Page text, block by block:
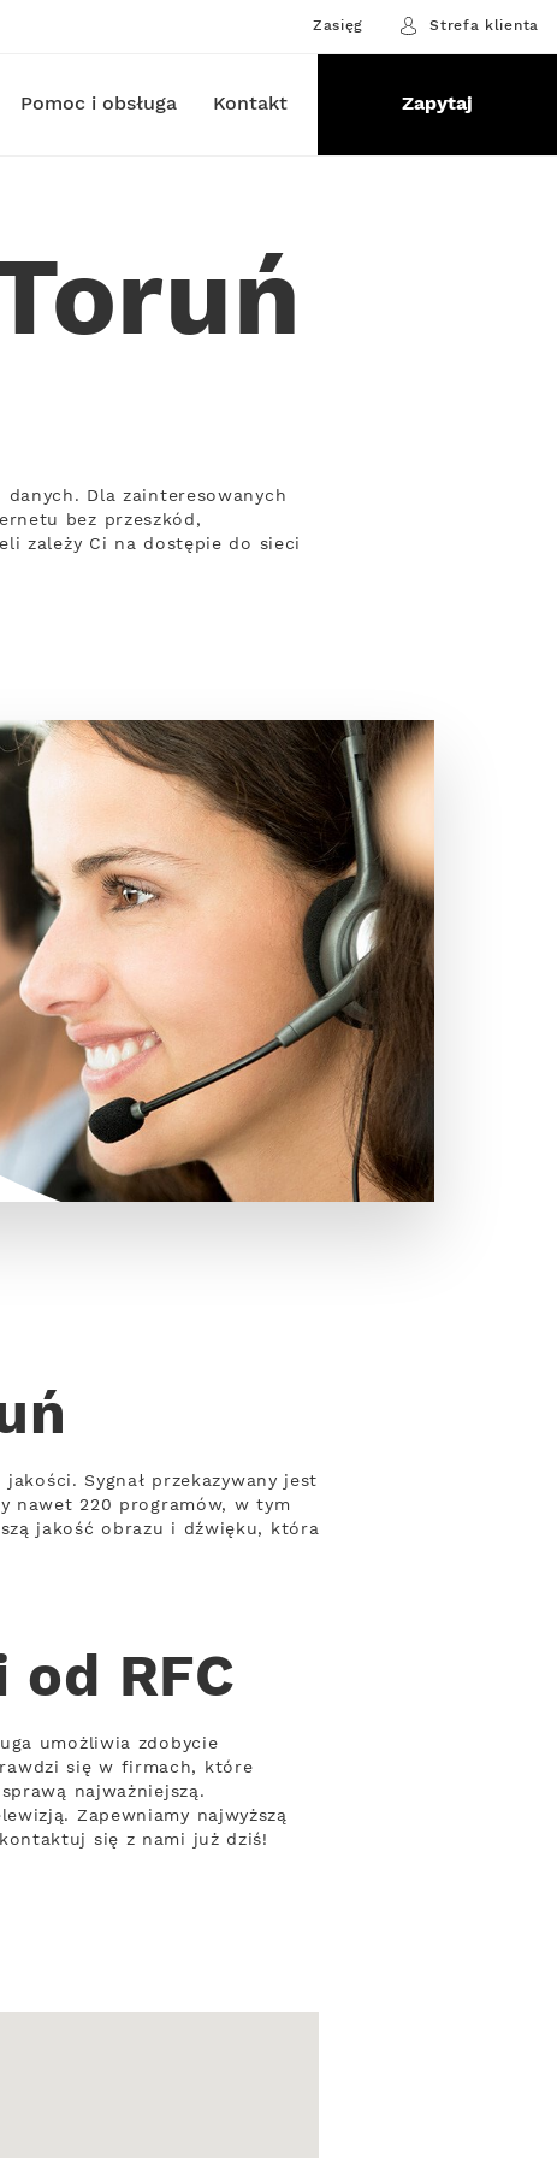
Zasięg Strefa klienta
Pomoc i obsługa Kontakt Zapytaj
Dla zainteresowanych
bez przeszkód,
zależy Ci na dostępie do sieci
Sygnał przekazywany jest
nawet 220 programów, w tym
jakość obrazu i dźwięku, która
RFC
umożliwia zdobycie
się w firmach, które
najważniejszą.
Zapewniamy najwyższą
się z nami już dziś!